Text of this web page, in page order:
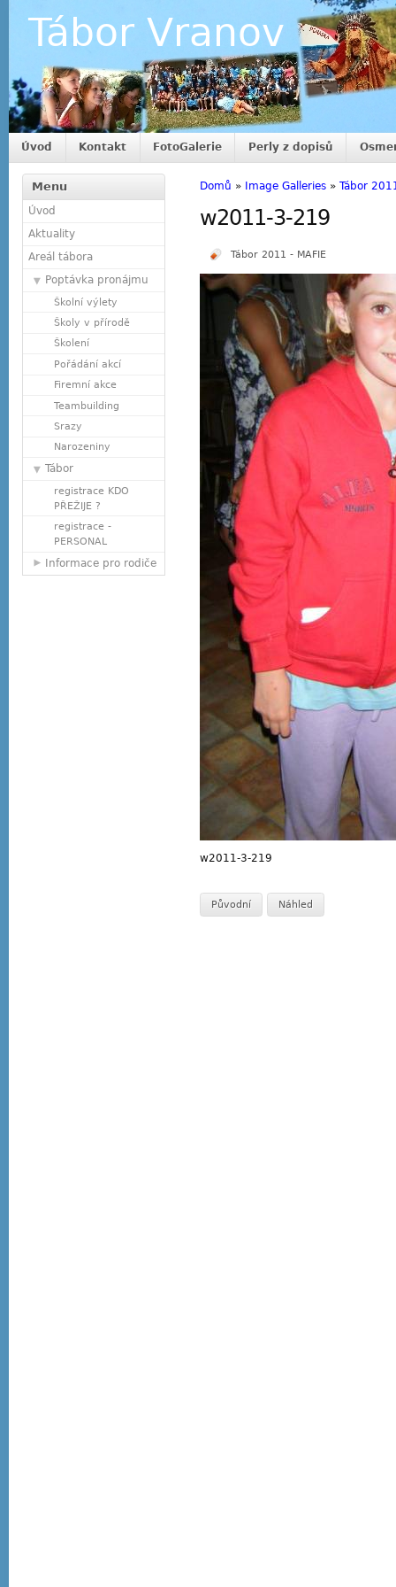
Tábor Vranov
Úvod Kontakt FotoGalerie Perly z dopisů
Menu
Úvod
Aktuality
Areál tábora
Poptávka pronájmu
Školní výlety
Školy v přírodě
Školení
Pořádání akcí
Firemní akce
Teambuilding
Srazy
Narozeniny
Tábor
registrace KDO
PŘEŽIJE ?
registrace -
PERSONAL
Informace pro rodiče
Domů » Image Galleries » Tábor
w2011-3-219
Tábor 2011 - MAFIE
w2011-3-219
Původní Náhled